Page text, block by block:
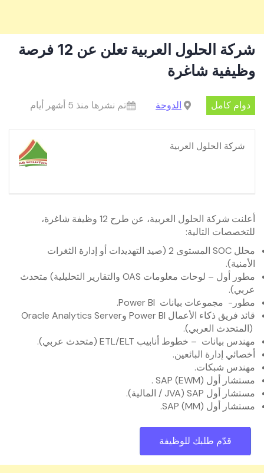
شركة الحلول العربية تعلن عن 12 فرصة
وظيفية شاغرة
دوام كامل الدوحة تم نشرها منذ 5 أشهر أيام
شركة الحلول العربية
أعلنت شركة الحلول العربية، عن طرح 12 وظيفة شاغرة،
للتخصصات التالية:
محلل SOC المستوى 2 (صيد التهديدات أو إدارة الثغرات
الأمنية).
مطور أول – لوحات معلومات OAS والتقارير التحليلية) متحدث
عربي).
مطور- مجموعات بيانات Power BI.
قائد فريق ذكاء الأعمال Power BI وOracle Analytics Server
(المتحدث العربي).
مهندس بيانات – خطوط أنابيب ETL/ELT (متحدث عربي).
أخصائي إدارة البائعين.
مهندس شبكات.
مستشار أول SAP (EWM) .
مستشار أول SAP (JVA / المالية).
مستشار أول SAP (MM).